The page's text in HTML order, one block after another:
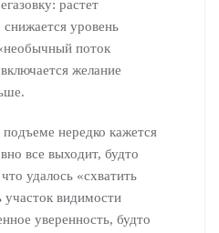
растет
уровень
поток
желание
нередко кажется
все выходит, будто
удалось «схватить
видимости
уверенность, будто